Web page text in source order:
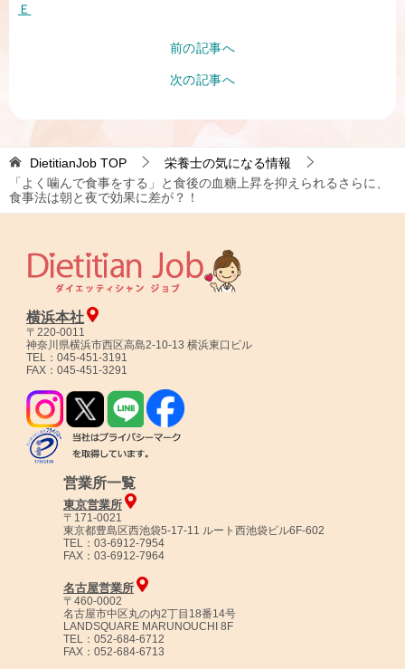
Ｅ
前の記事へ
次の記事へ
DietitianJob TOP
栄養士の気になる情報
「よく噛んで食事をする」と食後の血糖上昇を抑えられるさらに、
食事法は朝と夜で効果に差が？！
横浜本社
〒220-0011
神奈川県横浜市西区高島2-10-13 横浜東口ビル
TEL：045-451-3191
FAX：045-451-3291
営業所一覧
東京営業所
〒171-0021
東京都豊島区西池袋5-17-11 ルート西池袋ビル6F-602
TEL：03-6912-7954
FAX：03-6912-7964
名古屋営業所
〒460-0002
名古屋市中区丸の内2丁目18番14号
LANDSQUARE MARUNOUCHI 8F
TEL：052-684-6712
FAX：052-684-6713